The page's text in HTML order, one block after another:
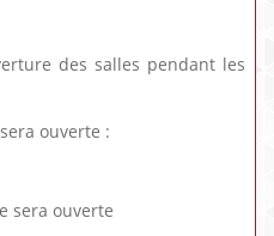
des salles pendant les
ouverte :
sera ouverte